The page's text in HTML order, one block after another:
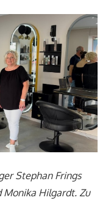
Stephan Frings
Monika Hilgardt. Zu